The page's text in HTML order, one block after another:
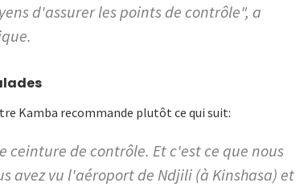
d'assurer les points de contrôle", a
Kamba recommande plutôt ce qui suit:
de contrôle. Et c'est ce que nous
avez vu l'aéroport de Ndjili (à Kinshasa) et